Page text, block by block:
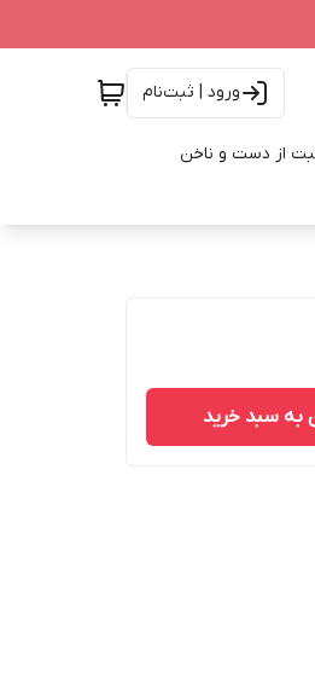
ورود | ثبت‌نام
از دست و ناخن
به سبد خرید